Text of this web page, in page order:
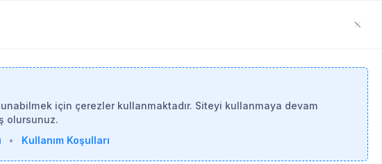
için çerezler kullanmaktadır. Siteyi kullanmaya devam
olursunuz.
• Kullanım Koşulları